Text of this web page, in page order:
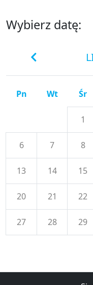
Wybierz datę:
Pn Wt Śr
1
6 7 8
13 14 15
20 21 22
27 28 29